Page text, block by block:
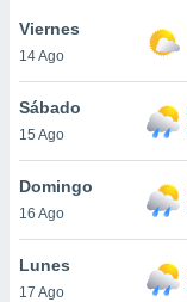
aceptar
de
sitio
En
sean
el sitio
Viernes
14 Ago
Sábado
15 Ago
Domingo
16 Ago
Lunes
17 Ago